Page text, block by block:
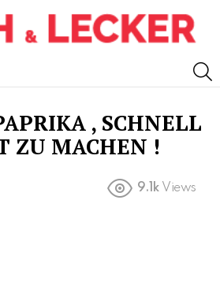
, SCHNELL
ZU MACHEN !
9.1k Views